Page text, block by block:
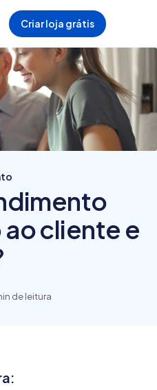
Criar loja grátis
cliente e
de leitura